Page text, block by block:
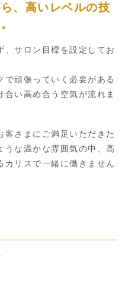
、高いレベルの技
、サロン目標を設定してお
頑張っていく必要がある
い高め合う空気が流れま
さまにご満足いただきた
うな温かな雰囲気の中、高
カリスで一緒に働きません